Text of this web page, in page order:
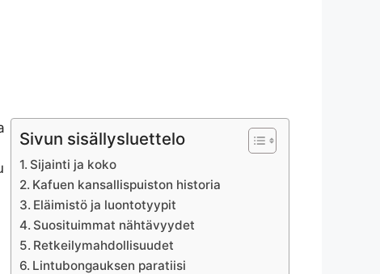
Sivun sisällysluettelo
Sijainti ja koko
Kafuen kansallispuiston historia
Eläimistö ja luontotyypit
Suosituimmat nähtävyydet
Retkeilymahdollisuudet
Lintubongauksen paratiisi